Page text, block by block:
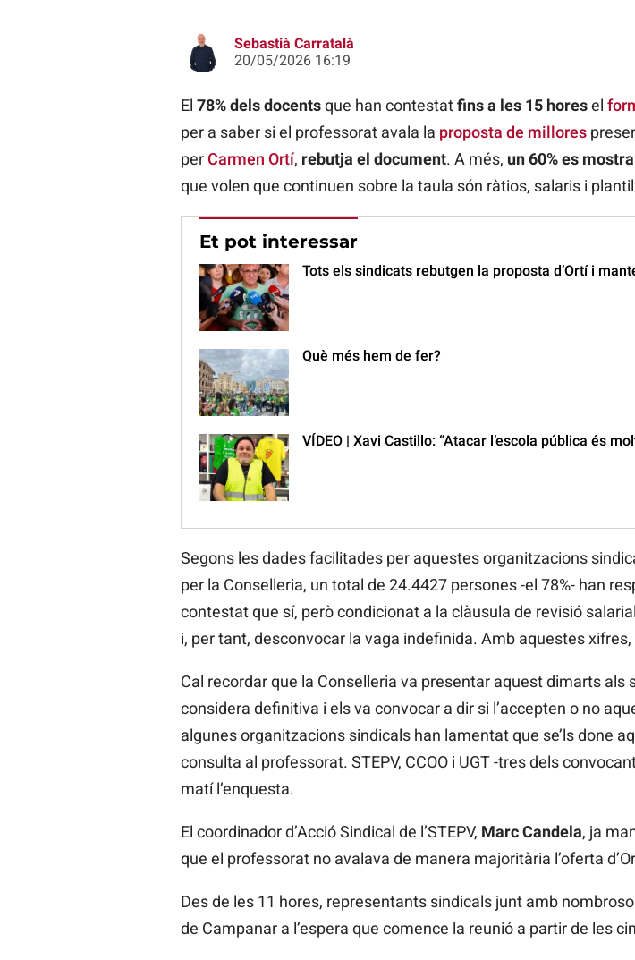
Sebastià Carratalà
20/05/2026 16:19
El 78% dels docentsque han contestatfins a les 15 horesel
per a saber si el professorat avala la proposta de millores
perCarmen Ortí, rebutja el document. A més, un 60% es
que volen que continuen sobre la taula són ràtios, salaris i
Et pot interessar
Tots els sindicats rebutgen la proposta d’Ortí i
Què més hem de fer?
VÍDEO | Xavi Castillo: “Atacar l’escola pública és
Segons les dades facilitades per aquestes organitzacions
per la Conselleria, un total de 24.4427 persones -el 78%- han
contestat que sí, però condicionat a la clàusula de revisió
i, per tant, desconvocar la vaga indefinida. Amb aquestes
Cal recordar que la Conselleria va presentar aquest dimarts
considera definitiva i els va convocar a dir si l’accepten o no
algunes organitzacions sindicals han lamentat que se’ls done
consulta al professorat. STEPV, CCOO i UGT -tres dels
matí l’enquesta.
El coordinador d’Acció Sindical de l’STEPV, Marc Candela, ja
que el professorat no avalava de manera majoritària l’oferta
Des de les 11 hores, representants sindicals junt amb
de Campanar a l’espera que comence la reunió a partir de les